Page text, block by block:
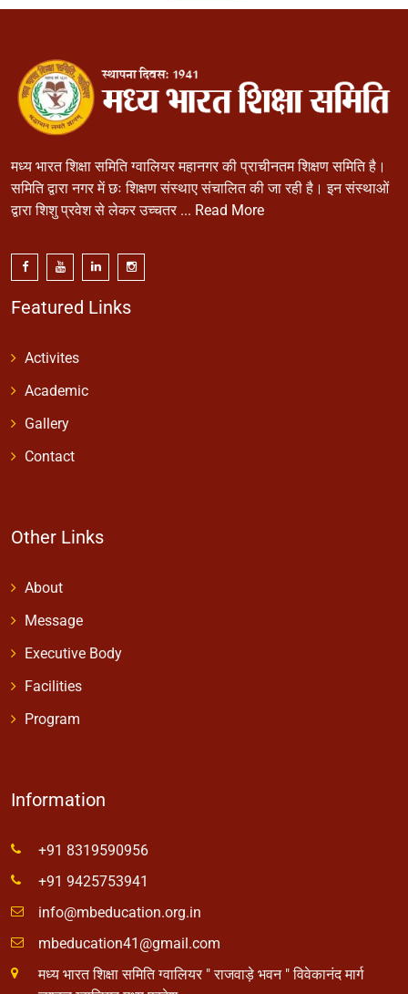
मध्य भारत शिक्षा समिति ग्वालियर महानगर की प्राचीनतम शिक्षण समिति है।
समिति द्वारा नगर में छः शिक्षण संस्थाए संचालित की जा रही है। इन संस्थाओं
द्वारा शिशु प्रवेश से लेकर उच्चतर ... Read More
Featured Links
Activites
Academic
Gallery
Contact
Other Links
About
Message
Executive Body
Facilities
Program
Information
+91 8319590956
+91 9425753941
info@mbeducation.org.in
mbeducation41@gmail.com
मध्य भारत शिक्षा समिति ग्वालियर " राजवाड़े भवन " विवेकानंद मार्ग